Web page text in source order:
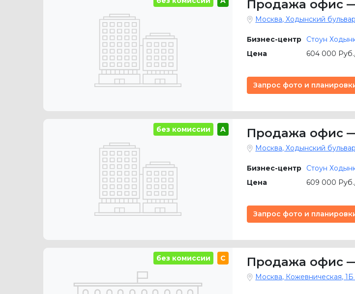
Продажа офис
Москва, Ходынский
Бизнес-центр
Стоун
Цена
604 000
Запрос фото и
без комиссии A Продажа офис
Москва, Ходынский
Бизнес-центр
Стоун
Цена
609 000
Запрос фото и
без комиссии C Продажа офис
Москва, Кожевническая, 1Б